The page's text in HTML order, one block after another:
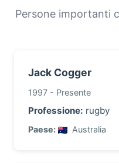
e la storia
cognome.
Persone importanti
Jack Cogger
1997 - Presente
Professione: rugby
Paese: Australia